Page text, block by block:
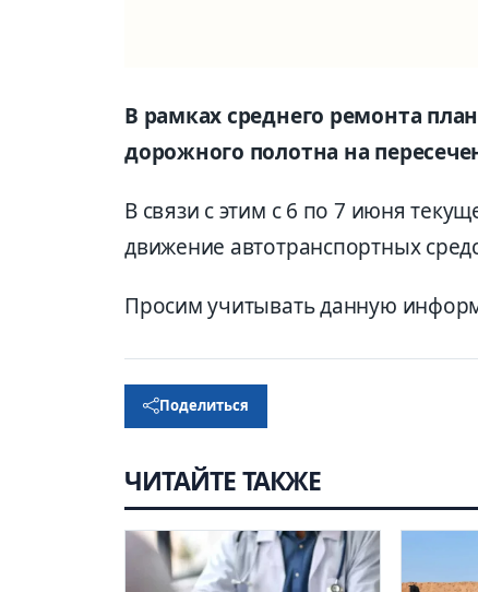
В рамках среднего ремонта
дорожного полотна на
В связи с этим с 6 по 7 июня
движение автотранспортных
Просим учитывать данную
Поделиться
ЧИТАЙТЕ ТАКЖЕ